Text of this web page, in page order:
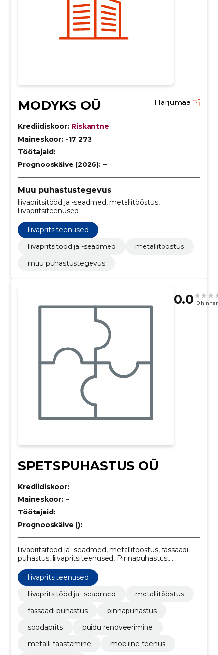
MODYKS OÜ Harjumaa
Krediidiskoor: Riskantne
Maineskoor: -17 273
Töötajaid: –
Prognooskäive (2026): –
Muu puhastustegevus
liivapritsitööd ja -seadmed, metallitööstus,
liivapritsiteenused
liivapritsiteenused
liivapritsitööd ja -seadmed
metallitööstus
muu puhastustegevus
0.0 0
SPETSPUHASTUS OÜ
Krediidiskoor:
Maineskoor: –
Töötajaid: –
Prognooskäive (): –
liivapritsitööd ja -seadmed, metallitööstus, fassaadi
puhastus, liivapritsiteenused, Pinnapuhastus,
Soodaprits, Puidu renoveerimine, Metalli taastamine,
Mobiilne teenus, Mobile Service
liivapritsiteenused
liivapritsitööd ja -seadmed
metallitööstus
fassaadi puhastus
pinnapuhastus
soodaprits
puidu renoveerimine
metalli taastamine
mobiilne teenus